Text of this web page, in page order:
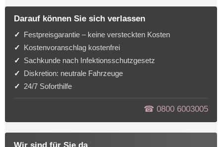
Darauf können Sie sich verlassen
Festpreisgarantie – keine versteckten Kosten
Kostenvoranschlag kostenfrei
Sachkunde nach Infektionsschutzgesetz
Diskretion: neutrale Fahrzeuge
24/7 Soforthilfe
☎︎ 0800 6003005
Wir sind für Sie da